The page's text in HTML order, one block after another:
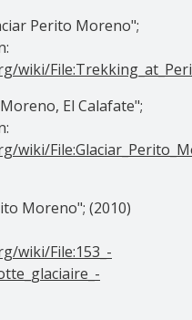
Perito Moreno";
wiki/
El Calafate";
wiki/
Moreno"; (2010)
wiki/File:153_-